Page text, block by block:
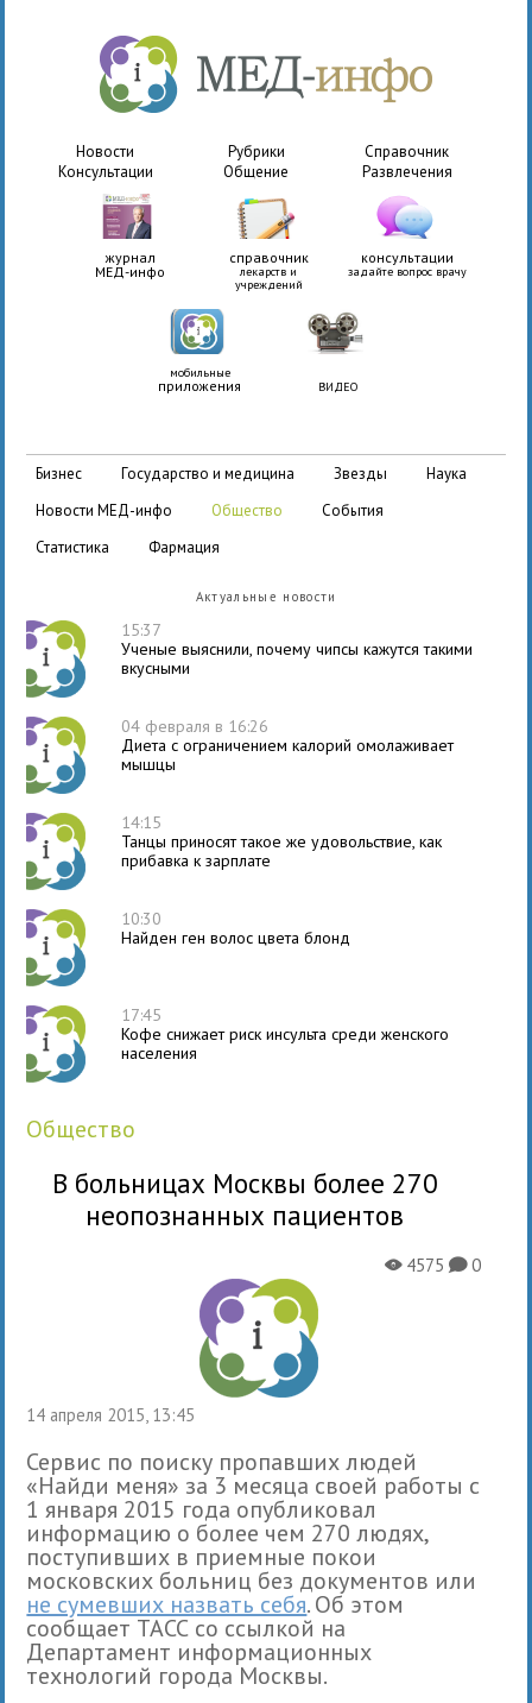
Новости Рубрики
Справочник
Консультации
Общение Развлечения
журнал
МЕД-инфо
справочник
лекарств и
учреждений
консультации
задайте вопрос врачу
мобильные
приложения ВИДЕО
бизнес государство и медицина звезды
наука
новости МЕД-инфо
общество
события
статистика
фармация
Актуальные новости
15:37
Ученые выяснили, почему чипсы кажутся такими
вкусными
04 февраля в 16:26
Диета с ограничением калорий омолаживает
мышцы
14:15
Танцы приносят такое же удовольствие, как
прибавка к зарплате
10:30
Найден ген волос цвета блонд
17:45
Кофе снижает риск инсульта среди женского
населения
общество
В больницах Москвы более 270
неопознанных пациентов
14 апреля 2015, 13:45
X4575K0
Сервис по поиску пропавших людей
«Найди меня» за 3 месяца своей работы с
1 января 2015 года опубликовал
информацию о более чем 270 людях,
поступивших в приемные покои
московских больниц без документов или
не сумевших назвать себя. Об этом
сообщает ТАСС со ссылкой на
Департамент информационных
технологий города Москвы.